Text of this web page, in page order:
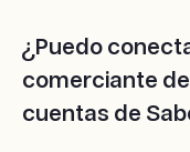
¿Puedo
comerciante
cuentas de